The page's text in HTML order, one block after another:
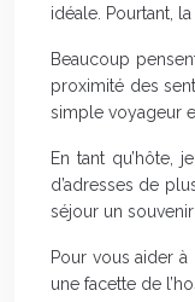
idéale. Pourtant,
Beaucoup
proximité des
simple voyageur
En tant qu’hôte,
d’adresses de
séjour un
Pour vous aider
une facette de